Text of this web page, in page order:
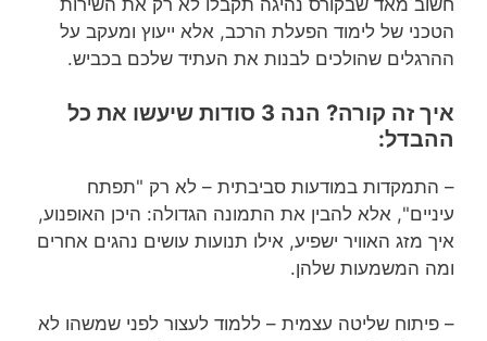
הטכני של לימוד הפעלת הרכב, אלא ייעוץ ומעקב על
ההרגלים שהולכים לבנות את העתיד שלכם בכביש.
איך זה קורה? הנה 3 סודות שיעשו את כל
ההבדל:
– התמקדות במודעות סביבתית – לא רק "תפתח
עיניים", אלא להבין את התמונה הגדולה: היכן האופנוע,
איך מזג האוויר ישפיע, אילו תנועות עושים נהגים אחרים
ומה המשמעות שלהן.
– פיתוח שליטה עצמית – ללמוד לעצור לפני שמשהו לא